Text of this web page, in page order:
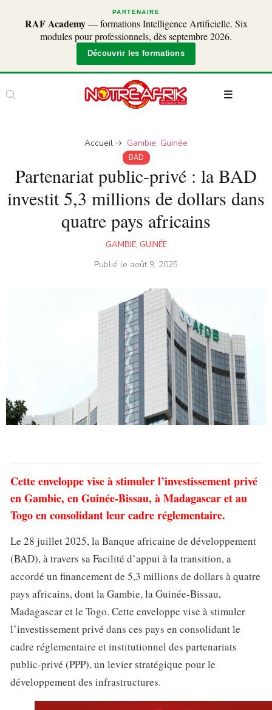
PARTENAIRE
RAF Academy— formations Intelligence Artificielle. Six
modules pour professionnels, dès septembre 2026.
Découvrir les formations
Accueil Gambie, Guinée
BAD
Partenariat public-privé : la BAD
investit 5,3 millions de dollars dans
quatre pays africains
GAMBIE, GUINÉE
Publié le août 9, 2025
Cette enveloppe vise à stimuler l’investissement privé
en Gambie, en Guinée-Bissau, à Madagascar et au
Togo en consolidant leur cadre réglementaire.
Le 28 juillet 2025, la Banque africaine de développement
(BAD), à travers sa Facilité d’appui à la transition, a
accordé un financement de 5,3 millions de dollars à quatre
pays africains, dont la Gambie, la Guinée-Bissau,
Madagascar et le Togo. Cette enveloppe vise à stimuler
l’investissement privé dans ces pays en consolidant le
cadre réglementaire et institutionnel des partenariats
public-privé (PPP), un levier stratégique pour le
développement des infrastructures.